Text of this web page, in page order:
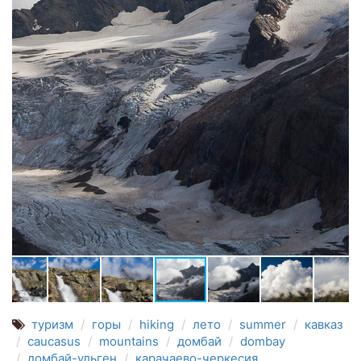
туризм горы hiking лето summer
кавказ
caucasus
mountains домбай
dombay